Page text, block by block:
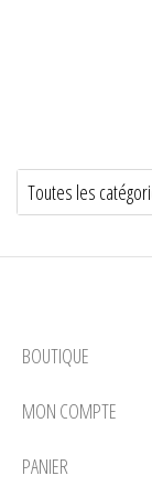
BOUTIQUE
MON COMPTE
PANIER